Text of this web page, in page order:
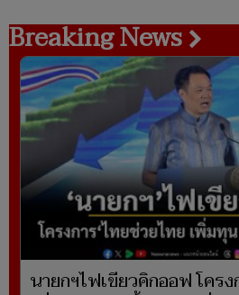
Breaking News
นายกฯไฟเขียวคิกออฟ โคร